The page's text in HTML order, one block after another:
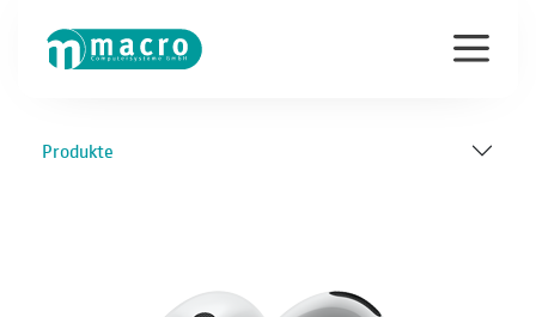
Produkte